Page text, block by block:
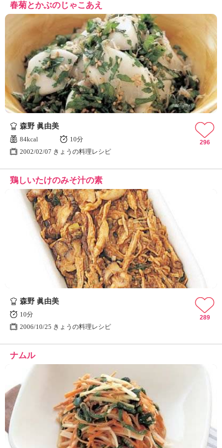
春菊とかぶのじゃこあえ
森野 眞由美
84kcal
10分
2002/02/07 きょうの料理レシピ
296
鶏しいたけのみそ汁の素
森野 眞由美
10分
2006/10/25 きょうの料理レシピ
289
ナムル